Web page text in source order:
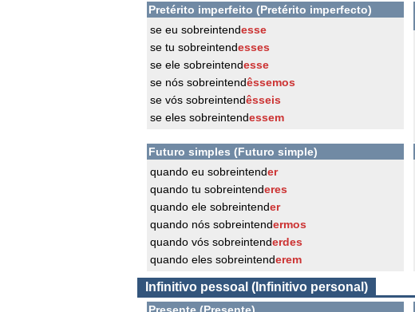
Pretérito imperfeito (Pretérito imperfecto)
se eu sobreintendesse
se tu sobreintendesses
se ele sobreintendesse
se nós sobreintendêssemos
se vós sobreintendêsseis
se eles sobreintendessem
Futuro simples (Futuro simple)
quando eu sobreintender
quando tu sobreintenderes
quando ele sobreintender
quando nós sobreintendermos
quando vós sobreintenderdes
quando eles sobreintenderem
Infinitivo pessoal (Infinitivo personal)